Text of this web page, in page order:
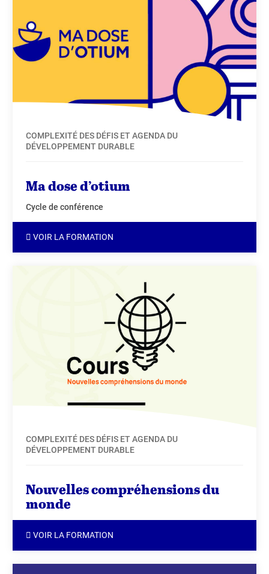
COMPLEXITÉ DES DÉFIS ET AGENDA DU
DÉVELOPPEMENT DURABLE
Ma dose d’otium
Cycle de conférence
VOIR LA FORMATION
COMPLEXITÉ DES DÉFIS ET AGENDA DU
DÉVELOPPEMENT DURABLE
Nouvelles compréhensions du
monde
VOIR LA FORMATION